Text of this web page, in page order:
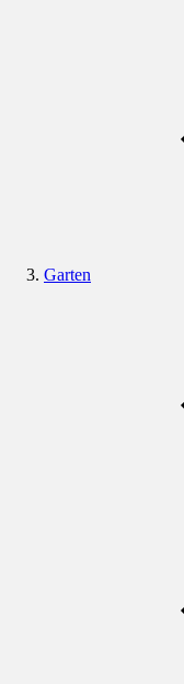
Garten